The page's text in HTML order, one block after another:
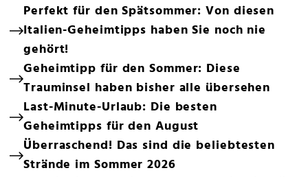
Perfekt für den Spätsommer: Von diesen
Italien-Geheimtipps haben Sie noch nie
gehört!
Geheimtipp für den Sommer: Diese
Trauminsel haben bisher alle übersehen
Last-Minute-Urlaub: Die besten
Geheimtipps für den August
Überraschend! Das sind die beliebtesten
Strände im Sommer 2026